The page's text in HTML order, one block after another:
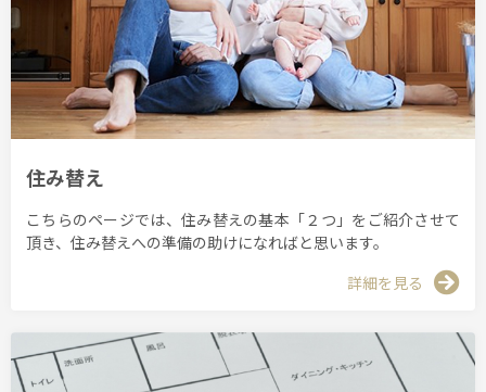
住み替え
こちらのページでは、住み替えの基本「２つ」をご紹介させて
頂き、住み替えへの準備の助けになればと思います。
詳細を見る